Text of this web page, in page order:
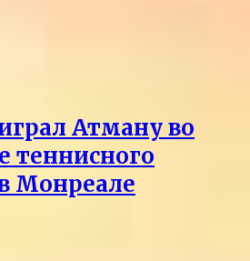
Атману во
теннисного
Монреале